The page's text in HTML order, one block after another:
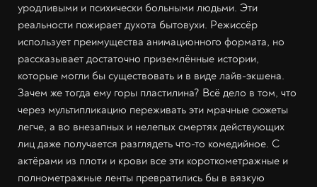
уродливыми и психически больными людьми. Эти
реальности пожирает духота бытовухи. Режиссёр
использует преимущества анимационного формата, но
рассказывает достаточно приземлённые истории,
которые могли бы существовать и в виде лайв-экшена.
Зачем же тогда ему горы пластилина? Всё дело в том, что
через мультипликацию переживать эти мрачные сюжеты
легче, а во внезапных и нелепых смертях действующих
лиц даже получается разглядеть что-то комедийное. С
актёрами из плоти и крови все эти короткометражные и
полнометражные ленты превратились бы в вязкую